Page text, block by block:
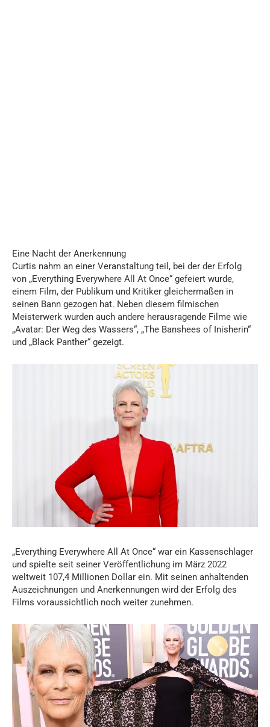
Eine Nacht der Anerkennung
Curtis nahm an einer Veranstaltung teil, bei der der Erfolg
von „Everything Everywhere All At Once“ gefeiert wurde,
einem Film, der Publikum und Kritiker gleichermaßen in
seinen Bann gezogen hat. Neben diesem filmischen
Meisterwerk wurden auch andere herausragende Filme wie
„Avatar: Der Weg des Wassers“, „The Banshees of Inisherin“
und „Black Panther“ gezeigt.
„Everything Everywhere All At Once“ war ein Kassenschlager
und spielte seit seiner Veröffentlichung im März 2022
weltweit 107,4 Millionen Dollar ein. Mit seinen anhaltenden
Auszeichnungen und Anerkennungen wird der Erfolg des
Films voraussichtlich noch weiter zunehmen.